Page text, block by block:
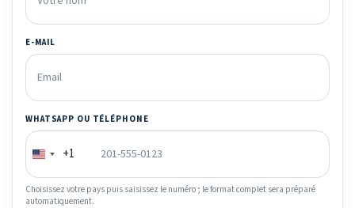
E-MAIL
WHATSAPP OU TÉLÉPHONE
+1
Choisissez votre pays puis saisissez le numéro ; le format complet sera préparé
automatiquement.